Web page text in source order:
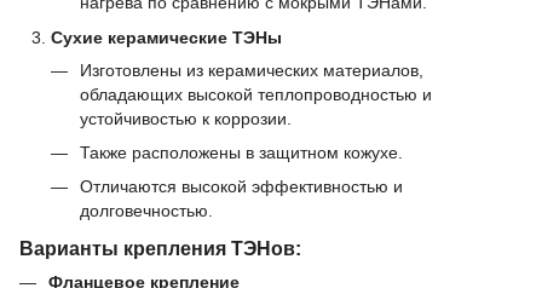
Сухие керамические ТЭНы
Изготовлены из керамических материалов,
обладающих высокой теплопроводностью и
устойчивостью к коррозии.
Также расположены в защитном кожухе.
Отличаются высокой эффективностью и
долговечностью.
Варианты крепления ТЭНов:
Фланцевое крепление